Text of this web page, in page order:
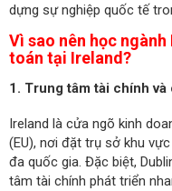
dựng sự nghiệp quốc tế
Vì sao nên học
toán tại Ireland?
1. Trung tâm tài chính
Ireland là cửa ngõ kinh
(EU), nơi đặt trụ sở khu
đa quốc gia. Đặc biệt,
tâm tài chính phát triển